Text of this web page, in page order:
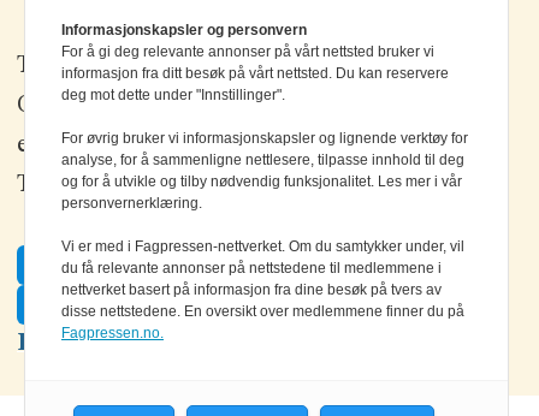
Tlf: +47 67 80 42 80
Olav Brunborgs vei 6, 1396 Billingstad
epost: elektronikk@elektronikkforlaget.no
Tips oss:tips@elektronikkforlaget.no
Facebook
Twitter
LinkedIn
Informasjonskapsler og personvern
For å gi deg relevante annonser på vårt nettsted bruker vi
informasjon fra ditt besøk på vårt nettsted. Du kan reservere
deg mot dette under "Innstillinger".
For øvrig bruker vi informasjonskapsler og lignende verktøy for
analyse, for å sammenligne nettlesere, tilpasse innhold til deg
og for å utvikle og tilby nødvendig funksjonalitet. Les mer i vår
personvernerklæring.
Vi er med i Fagpressen-nettverket. Om du samtykker under, vil
du få relevante annonser på nettstedene til medlemmene i
nettverket basert på informasjon fra dine besøk på tvers av
disse nettstedene. En oversikt over medlemmene finner du på
Fagpressen.no.